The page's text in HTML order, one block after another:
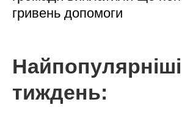
гривень допомоги
тиждень: